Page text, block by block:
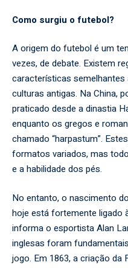
Como surgiu o futebol?
A origem do futebol é um
vezes, de debate. Existem
características
culturas antigas. Na China,
praticado desde a dinastia
enquanto os gregos e
chamado “harpastum”.
formatos variados, mas
e a habilidade dos pés.
No entanto, o nascimento
hoje está fortemente ligado
informa o esportista Alan
inglesas foram
jogo. Em 1863, a criação